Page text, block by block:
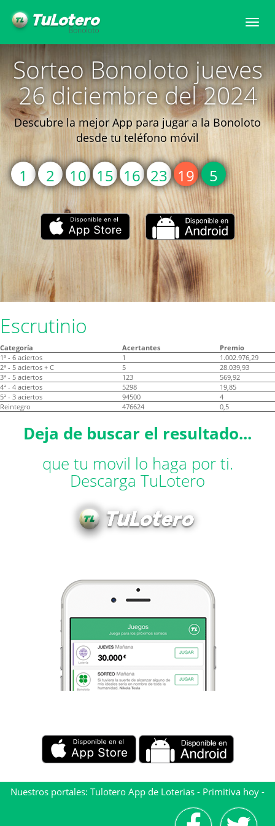
Sorteo Bonoloto jueves
26 diciembre del 2024
Descubre la mejor App para jugar a la Bonoloto
desde tu teléfono móvil
1 2 10 15 16 23 19 5
Escrutinio
Categoría Acertantes
Premio
1ª - 6 aciertos
1
1.002.976,29
2ª - 5 aciertos + C
5
28.039,93
3ª - 5 aciertos
123
569,92
4ª - 4 aciertos
5298
19,85
5ª - 3 aciertos
94500
4
Reintegro
476624 0,5
Deja de buscar el resultado...
que tu movil lo haga por ti.
Descarga TuLotero
Nuestros portales: Tulotero App de Loterias - Primitiva hoy -